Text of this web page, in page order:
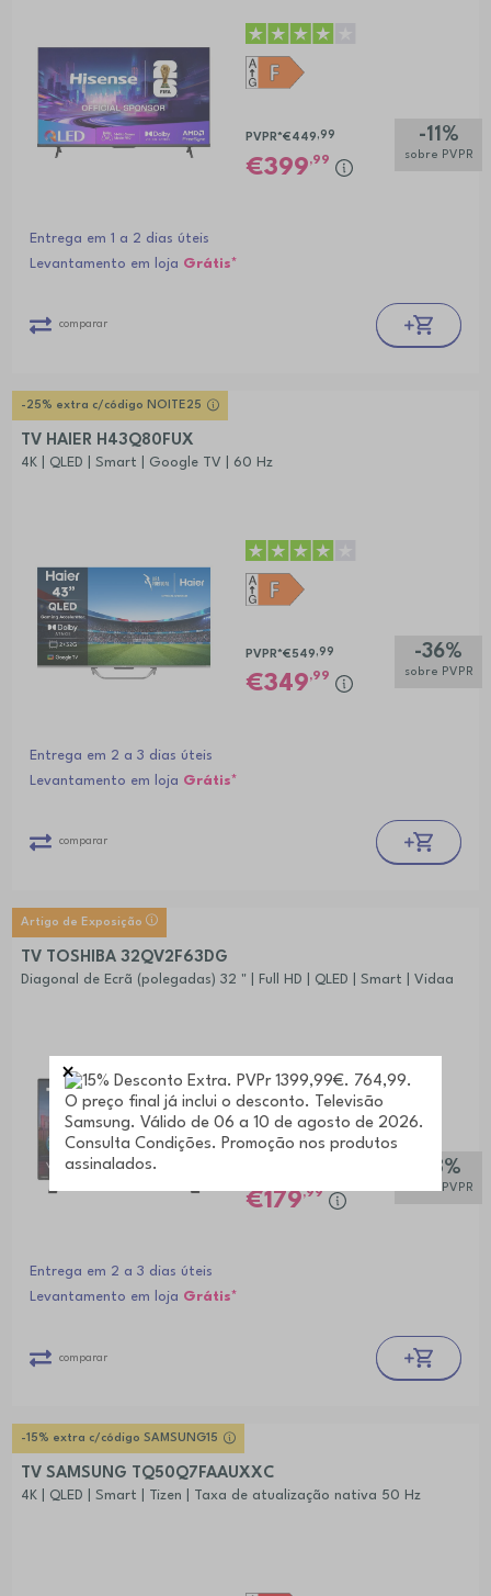
-11%
sobre PVPR
PVPR*€449 ,99
399,99
Entrega em 1 a 2 dias úteis
Levantamento em loja Grátis*
comparar
-25% extra c/código NOITE25
TV HAIER H43Q80FUX
4K | QLED | Smart | Google TV | 60 Hz
-36%
sobre PVPR
PVPR*€549 ,99
349,99
Entrega em 2 a 3 dias úteis
Levantamento em loja Grátis*
comparar
Artigo de Exposição
TV TOSHIBA 32QV2F63DG
Diagonal de Ecrã (polegadas) 32 " | Full HD | QLED | Smart | Vidaa
-18%
sobre PVPR
179,99
Entrega em 2 a 3 dias úteis
Levantamento em loja Grátis*
comparar
-15% extra c/código SAMSUNG15
TV SAMSUNG TQ50Q7FAAUXXC
4K | QLED | Smart | Tizen | Taxa de atualização nativa 50 Hz